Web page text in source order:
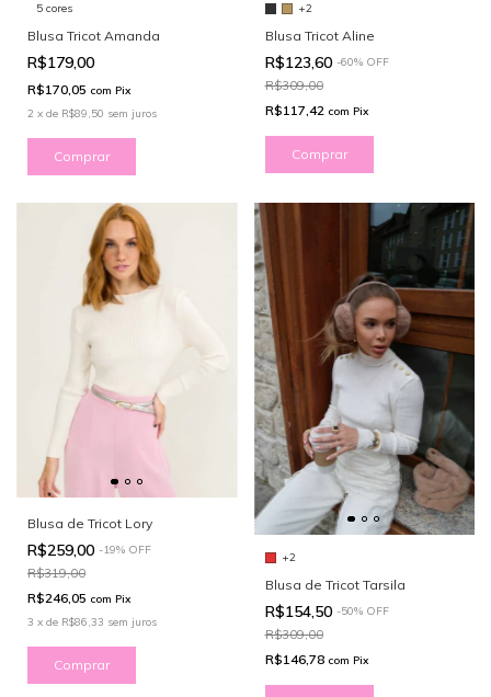
5 cores
Blusa Tricot Amanda
R$179,00
R$170,05 com Pix
2 x de R$89,50 sem juros
Comprar
+2
Blusa Tricot Aline
R$123,60 -60% OFF
R$309,00
R$117,42 com Pix
Comprar
Blusa de Tricot Lory
R$259,00 -19% OFF
R$319,00
R$246,05 com Pix
3 x de R$86,33 sem juros
Comprar
+2
Blusa de Tricot Tarsila
R$154,50 -50% OFF
R$309,00
R$146,78 com Pix